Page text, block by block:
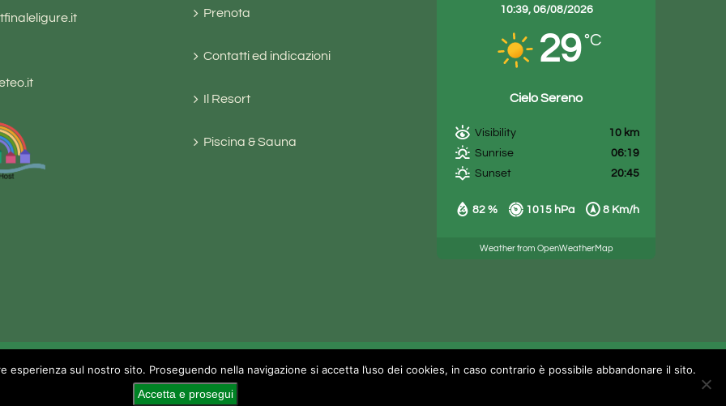
Prenota
Contatti ed indicazioni
Il Resort
Piscina & Sauna
10:39, 06/08/2026
29 °C
Cielo Sereno
82 % 1015 hPa 8 Km/h
Visibility
10 km
Sunrise
06:19
Sunset
20:45
Weather from OpenWeatherMap
Instagram
sul nostro sito. Proseguendo nella navigazione si accetta l’uso dei cookies, in caso contrario è possibile abbandonare il sito.
Accetta e prosegui